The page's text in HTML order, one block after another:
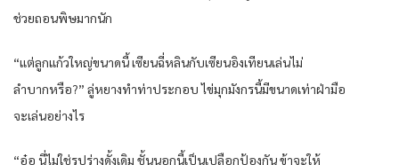
ช่วยถอนพิษมากนัก
“แต่ลูกแก้วใหญ่ขนาดนี้ เซียนฉี่หลินกับเซียนอิงเทียนเล่นไม่
ลำบากหรือ?” ลู่หยางทำท่าประกอบ ไข่มุกมังกรนี้มีขนาดเท่าฝ่ามือ
จะเล่นอย่างไร
“อ๋อ นี่ไม่ใช่รูปร่างดั้งเดิม ชั้นนอกนี้เป็นเปลือกป้องกัน ข้าจะให้